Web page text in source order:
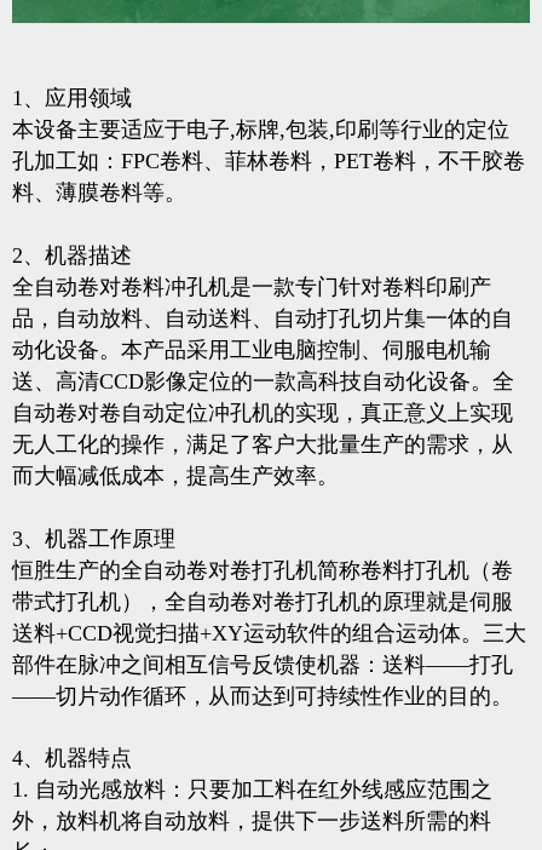
1、应用领域
本设备主要适应于电子,标牌,包装,印刷等行业的定位
孔加工如：FPC卷料、菲林卷料，PET卷料，不干胶卷
料、薄膜卷料等。
2、机器描述
全自动卷对卷料冲孔机是一款专门针对卷料印刷产
品，自动放料、自动送料、自动打孔切片集一体的自
动化设备。本产品采用工业电脑控制、伺服电机输
送、高清CCD影像定位的一款高科技自动化设备。全
自动卷对卷自动定位冲孔机的实现，真正意义上实现
无人工化的操作，满足了客户大批量生产的需求，从
而大幅减低成本，提高生产效率。
3、机器工作原理
恒胜生产的全自动卷对卷打孔机简称卷料打孔机（卷
带式打孔机），全自动卷对卷打孔机的原理就是伺服
送料+CCD视觉扫描+XY运动软件的组合运动体。三大
部件在脉冲之间相互信号反馈使机器：送料——打孔
——切片动作循环，从而达到可持续性作业的目的。
4、机器特点
1. 自动光感放料：只要加工料在红外线感应范围之
外，放料机将自动放料，提供下一步送料所需的料